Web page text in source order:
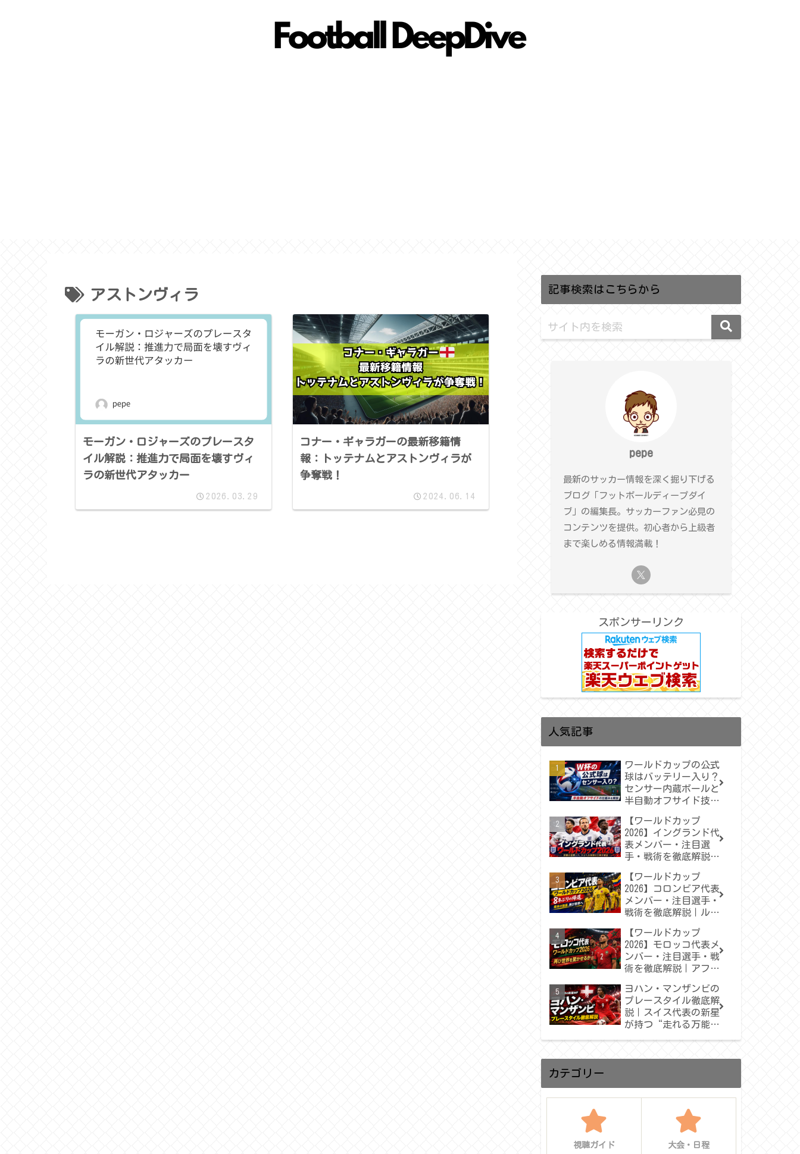
アストンヴィラ
モーガン・ロジャーズのプレースタ
イル解説：推進力で局面を壊すヴィ
ラの新世代アタッカー
2026.03.29
コナー・ギャラガーの最新移籍情
報：トッテナムとアストンヴィラが
争奪戦！
2024.06.14
記事検索はこちらから
pepe
最新のサッカー情報を深く掘り下げる
ブログ「フットボールディープダイ
ブ」の編集長。サッカーファン必見の
コンテンツを提供。初心者から上級者
まで楽しめる情報満載！
スポンサーリンク
人気記事
ワールドカップの公式
球はバッテリー入り？
センサー内蔵ボールと
半自動オフサイド技術
【ワールドカップ
2026】イングランド代
表メンバー・注目選
手・戦術を徹底解説｜
獅子軍団”は悲願の世
界一へ届くのか
【ワールドカップ
2026】コロンビア代表
メンバー・注目選手・
戦術を徹底解説｜ルイ
が導く“ロス・カフェ
テロス”の再出発
【ワールドカップ
2026】モロッコ代表メ
ンバー・注目選手・戦
術を徹底解説｜アフリ
た“アトラスの獅
子”は再び世界を驚か
せるか
ヨハン・マンザンビの
プレースタイル徹底解
説｜スイス代表の新星
が持つ“走れる万能型
カテゴリー
視聴ガイド 大会・日程